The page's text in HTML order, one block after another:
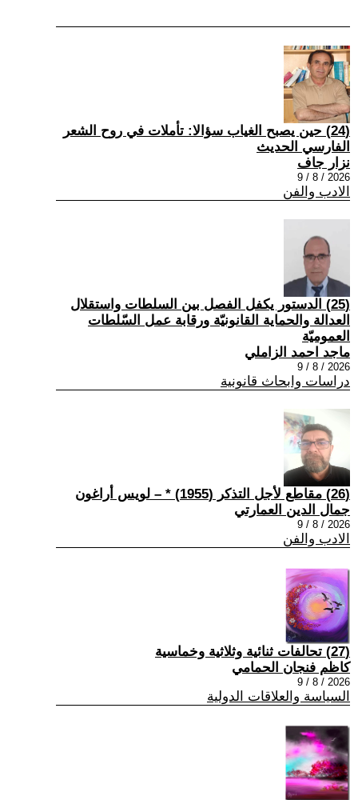
(24) حين يصبح الغياب سؤالا: تأملات في روح الشعر
الفارسي الحديث
نزار جاف
2026 / 8 / 9
الادب والفن
(25) الدستور يكفل الفصل بين السلطات واستقلال
العدالة والحماية القانونيّة ورقابة عمل السّلطات
العموميّة
ماجد احمد الزاملي
2026 / 8 / 9
دراسات وابحاث قانونية
(26) مقاطع لأجل التذكر (1955) * – لويس أراغون
جمال الدين العمارتي
2026 / 8 / 9
الادب والفن
(27) تحالفات ثنائية وثلاثية وخماسية
كاظم فنجان الحمامي
2026 / 8 / 9
السياسة والعلاقات الدولية